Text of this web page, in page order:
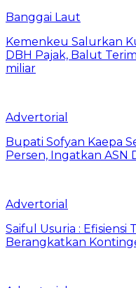
Banggai Laut
Kemenkeu Salurkan
DBH Pajak, Balut
miliar
Advertorial
Bupati Sofyan Kaepa
Persen, Ingatkan ASN
Advertorial
Saiful Usuria : Efisiensi
Berangkatkan